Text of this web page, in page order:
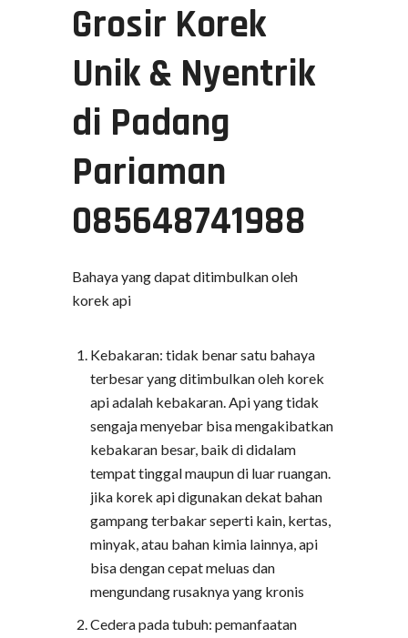
Grosir Korek
Unik & Nyentrik
di Padang
Pariaman
085648741988
Bahaya yang dapat ditimbulkan oleh
korek api
Kebakaran: tidak benar satu bahaya
terbesar yang ditimbulkan oleh korek
api adalah kebakaran. Api yang tidak
sengaja menyebar bisa mengakibatkan
kebakaran besar, baik di didalam
tempat tinggal maupun di luar ruangan.
jika korek api digunakan dekat bahan
gampang terbakar seperti kain, kertas,
minyak, atau bahan kimia lainnya, api
bisa dengan cepat meluas dan
mengundang rusaknya yang kronis
Cedera pada tubuh: pemanfaatan